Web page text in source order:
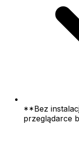
**Bez
przeglądarce